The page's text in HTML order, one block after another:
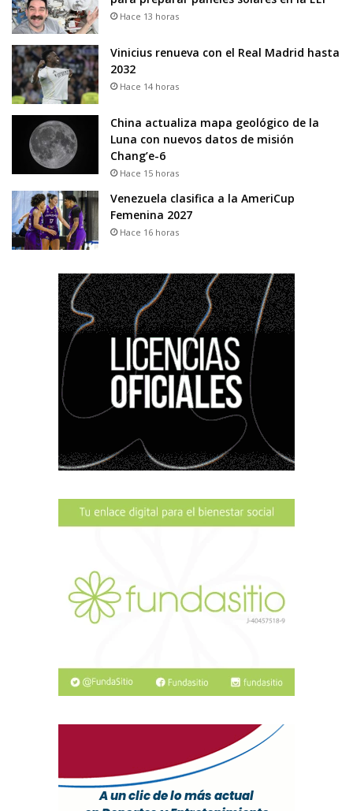
Hace 13 horas
Vinicius renueva con el Real Madrid hasta
2032
Hace 14 horas
China actualiza mapa geológico de la
Luna con nuevos datos de misión
Chang’e-6
Hace 15 horas
Venezuela clasifica a la AmeriCup
Femenina 2027
Hace 16 horas